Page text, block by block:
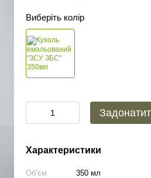
Виберіть колір
Характеристики
Об’єм
350 мл